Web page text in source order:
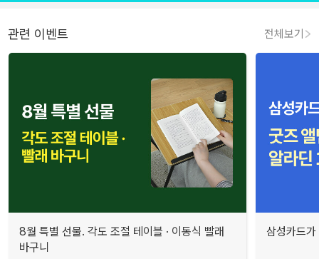
관련 이벤트 전체보기
8월 특별 선물. 각도 조절 테이블 · 이동식 빨래
바구니
삼성카드